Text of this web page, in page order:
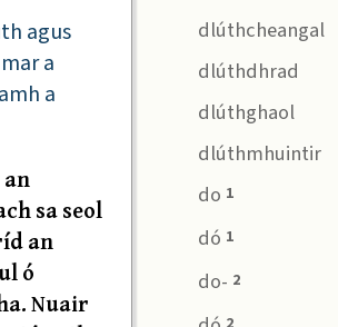
agus
a
a
sa seol
an
ó
Nuair
dlúthcheangal
dlúthdhrad
dlúthghaol
dlúthmhuintir
do 1
dó 1
do- 2